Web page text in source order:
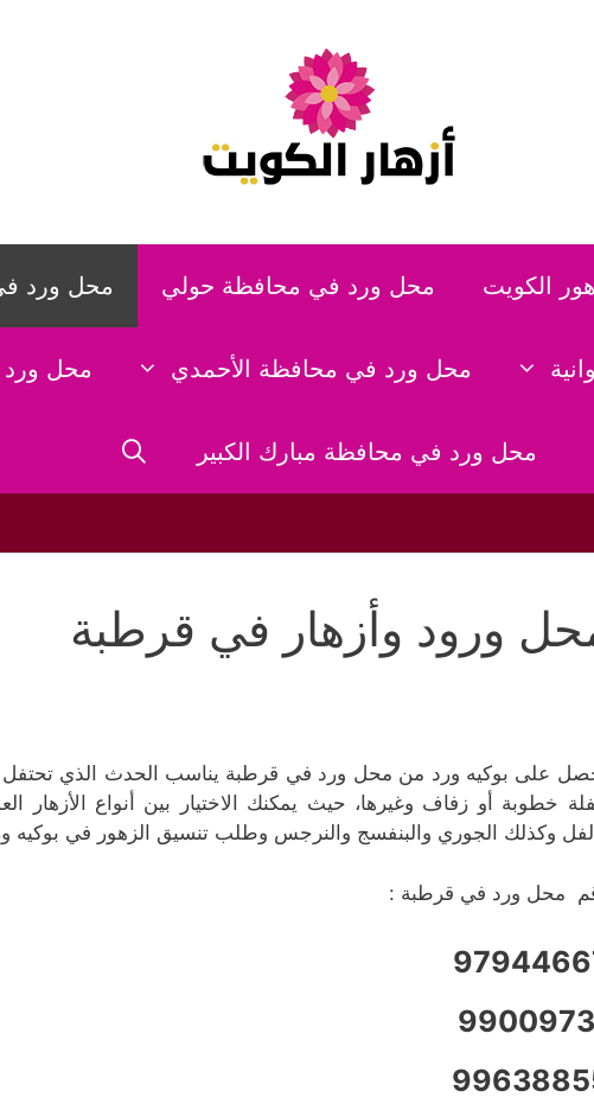
الكويت محل ورد في محافظة حولي محل ورد
محل ورد في محافظة الأحمدي محل ورد
محل ورد في محافظة مبارك الكبير
ورود وأزهار في قرطبة
على بوكيه ورد من محل ورد في قرطبة يناسب الحدث الذي تحتفل
خطوبة أو زفاف وغيرها، حيث يمكنك الاختيار بين أنواع الأزهار
وكذلك الجوري والبنفسج والنرجس وطلب تنسيق الزهور في بوكيه
محل ورد في قرطبة :